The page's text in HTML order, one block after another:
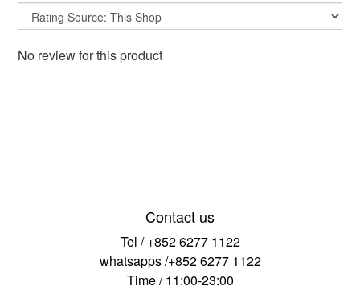
No review for this product
Contact us
Tel / +852 6277 1122
whatsapps /+852 6277 1122
Time / 11:00-23:00